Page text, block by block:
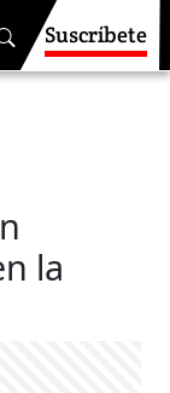
Suscríbete
la